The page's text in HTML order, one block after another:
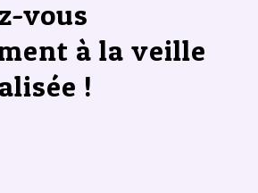
vous
à la veille
!